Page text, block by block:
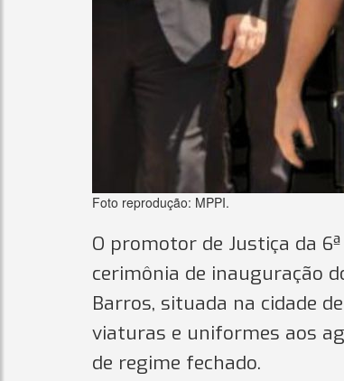
Foto reprodução: MPPI.
O promotor de Justiça da
cerimônia de inauguração
Barros, situada na cidade
viaturas e uniformes aos
de regime fechado.